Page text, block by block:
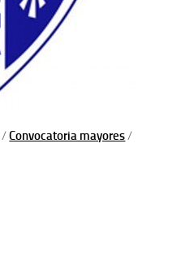
/Convocatoria mayores/